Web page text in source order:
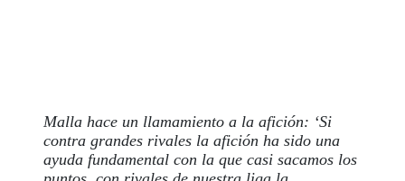
Malla hace un llamamiento a la afición: ‘Si
contra grandes rivales la afición ha sido una
ayuda fundamental con la que casi sacamos los